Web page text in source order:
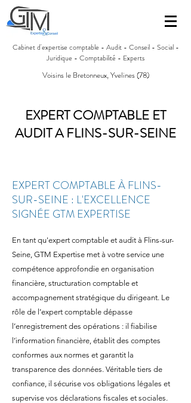
Cabinet d'expertise comptable - Audit - Conseil - Social -
Juridique - Comptabilité - Experts
Voisins le Bretonneux, Yvelines (78)
EXPERT COMPTABLE ET
AUDIT A FLINS-SUR-SEINE
EXPERT COMPTABLE À FLINS-
SUR-SEINE : L'EXCELLENCE
SIGNÉE GTM EXPERTISE
En tant qu'expert comptable et audit à Flins-sur-
Seine, GTM Expertise met à votre service une
compétence approfondie en organisation
financière, structuration comptable et
accompagnement stratégique du dirigeant. Le
rôle de l’expert comptable dépasse
l’enregistrement des opérations : il fiabilise
l’information financière, établit des comptes
conformes aux normes et garantit la
transparence des données. Véritable tiers de
confiance, il sécurise vos obligations légales et
supervise vos déclarations fiscales et sociales.